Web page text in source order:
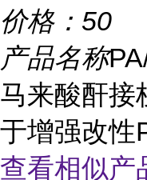
价格： 50
产品名称
马来酸酐接
于增强改性
查看相似